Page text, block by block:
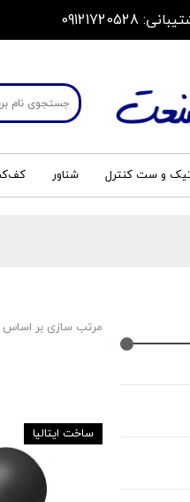
و ست کنترل شناور
مرتب سازی بر اساس
ساخت ایتالیا